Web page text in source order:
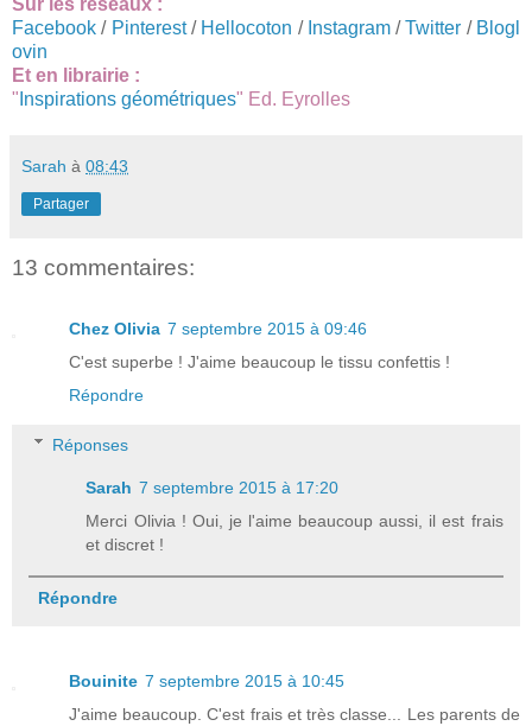
Facebook / Pinterest/ Hellocoton / Instagram/Twitter / Blogl
ovin
Et en librairie :
" Inspirations géométriques" Ed. Eyrolles
Sarah à 08:43
Partager
13 commentaires:
Chez Olivia 7 septembre 2015 à 09:46
C'est superbe ! J'aime beaucoup le tissu confettis !
Répondre
Réponses
Sarah 7 septembre 2015 à 17:20
Merci Olivia ! Oui, je l'aime beaucoup aussi, il est frais
et discret !
Répondre
Bouinite 7 septembre 2015 à 10:45
J'aime beaucoup. C'est frais et très classe... Les parents de